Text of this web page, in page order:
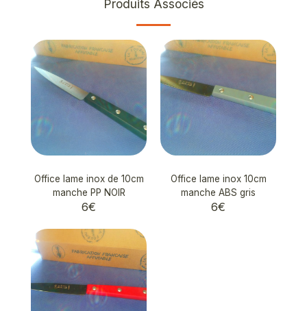
Produits Associés
Office lame inox de 10cm
manche PP NOIR
6€
Office lame inox 10cm
manche ABS gris
6€